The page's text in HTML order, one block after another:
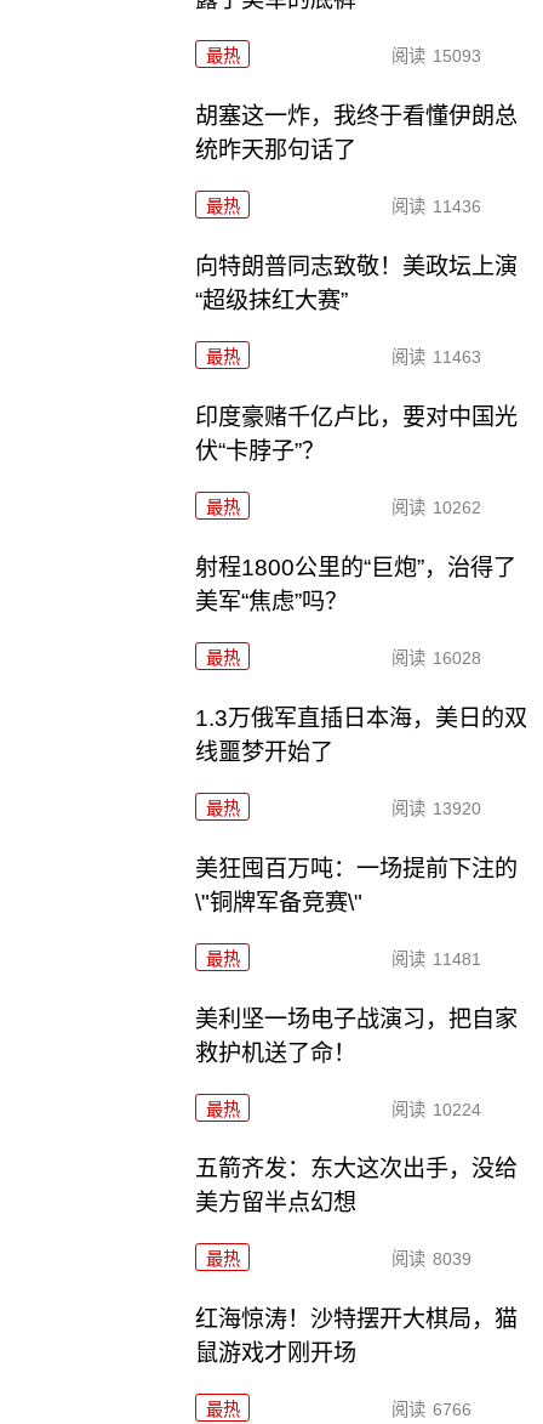
最热 阅读 15093
胡塞这一炸，我终于看懂伊朗总
统昨天那句话了
最热 阅读 11436
向特朗普同志致敬！美政坛上演
“超级抹红大赛”
最热 阅读 11463
印度豪赌千亿卢比，要对中国光
伏“卡脖子”？
最热 阅读 10262
射程1800公里的“巨炮”，治得了
美军“焦虑”吗？
最热 阅读 16028
1.3万俄军直插日本海，美日的双
线噩梦开始了
最热 阅读 13920
美狂囤百万吨：一场提前下注的
\"铜牌军备竞赛\"
最热 阅读 11481
美利坚一场电子战演习，把自家
救护机送了命！
最热 阅读 10224
五箭齐发：东大这次出手，没给
美方留半点幻想
最热 阅读 8039
红海惊涛！沙特摆开大棋局，猫
鼠游戏才刚开场
最热 阅读 6766